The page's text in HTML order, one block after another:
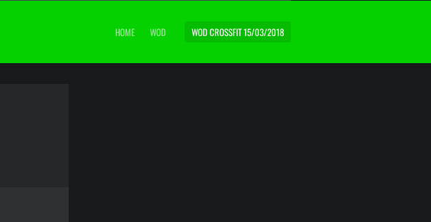
HOME WOD WOD CROSSFIT 15/03/2018